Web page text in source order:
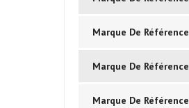
Marque De Référence
Marque De Référence
Marque De Référence